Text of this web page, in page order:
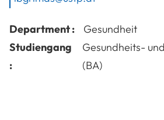
Department :
Gesundheit
Studiengang
:
Gesundheits-
(BA)